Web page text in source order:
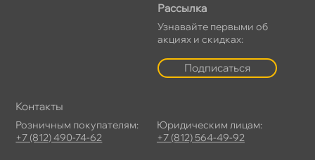
Рассылка
Узнавайте первыми о
акциях и скидках:
Подписаться
Контакты
Розничным покупателям:
+7 (812) 490-74-62
Юридическим лицам:
+7 (812) 564-49-92